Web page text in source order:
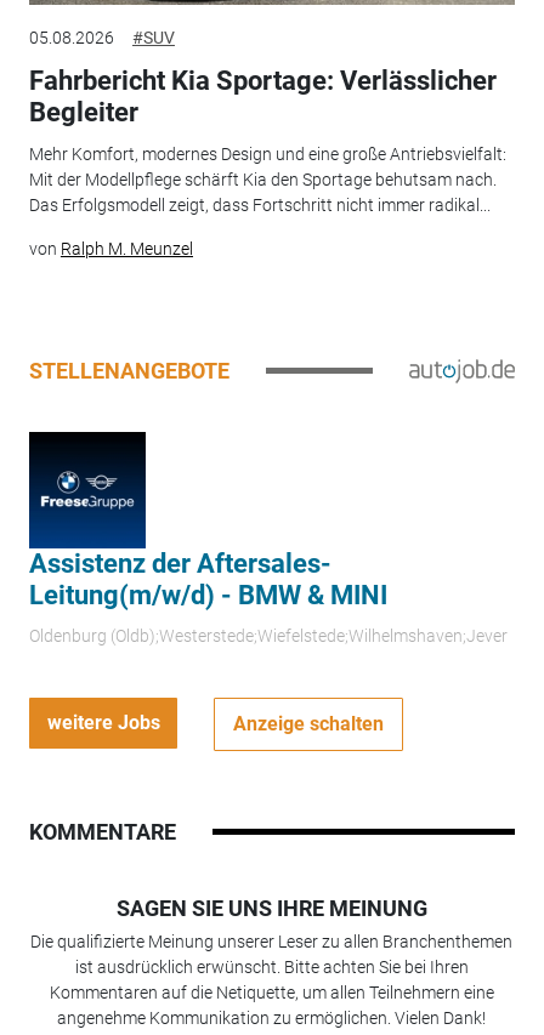
05.08.2026 #SUV
Fahrbericht Kia Sportage: Verlässlicher
Begleiter
Mehr Komfort, modernes Design und eine große Antriebsvielfalt:
Mit der Modellpflege schärft Kia den Sportage behutsam nach.
Das Erfolgsmodell zeigt, dass Fortschritt nicht immer radikal...
von Ralph M. Meunzel
STELLENANGEBOTE
Assistenz der Aftersales-
Leitung(m/w/d) - BMW & MINI
Oldenburg (Oldb);Westerstede;Wiefelstede;Wilhelmshaven;Jever
weitere Jobs Anzeige schalten
KOMMENTARE
SAGEN SIE UNS IHRE MEINUNG
Die qualifizierte Meinung unserer Leser zu allen Branchenthemen
ist ausdrücklich erwünscht. Bitte achten Sie bei Ihren
Kommentaren auf die Netiquette, um allen Teilnehmern eine
angenehme Kommunikation zu ermöglichen. Vielen Dank!